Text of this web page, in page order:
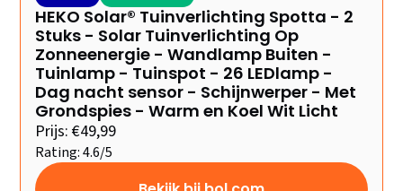
HEKO Solar® Tuinverlichting Spotta - 2
Stuks - Solar Tuinverlichting Op
Zonneenergie - Wandlamp Buiten -
Tuinlamp - Tuinspot - 26 LEDlamp -
Dag nacht sensor - Schijnwerper - Met
Grondspies - Warm en Koel Wit Licht
Prijs: €49,99
Rating: 4.6/5